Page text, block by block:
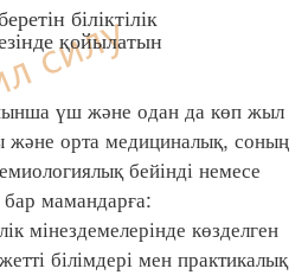
біліктілік
қойылатын
үш және одан да көп жыл
және орта медициналық, соның
бейінді немесе
бар мамандарға:
мінездемелерінде көзделген
білімдері мен практикалық